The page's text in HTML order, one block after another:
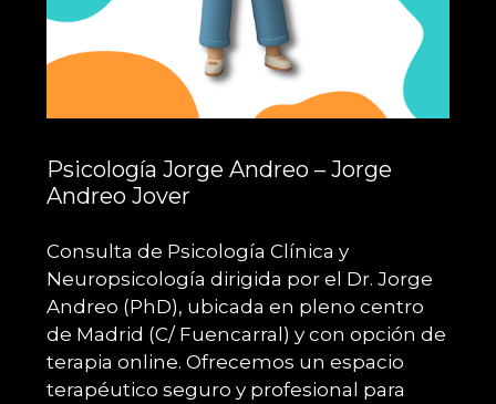
Psicología Jorge Andreo – Jorge
Andreo Jover
Consulta de Psicología Clínica y
Neuropsicología dirigida por el Dr. Jorge
Andreo (PhD), ubicada en pleno centro
de Madrid (C/ Fuencarral) y con opción de
terapia online. Ofrecemos un espacio
terapéutico seguro y profesional para